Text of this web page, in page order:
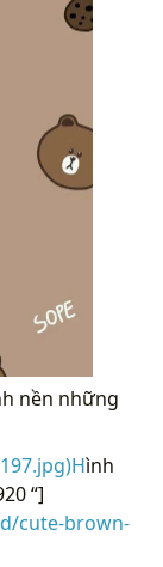
nền những
ình
“]
cute-brown-